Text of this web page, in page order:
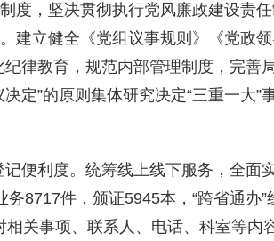
制度， 坚决贯彻执行党风廉政建设责
建立健全《党组议事规则》《党政
律教育，规范内部管理制度， 完善
决定”的原则集体研究决定“三重一大”
记便利度。统筹线上线下服务，全面
8717件，颁证5945本，“跨省通办
关事项、联系人、电话、科室等内